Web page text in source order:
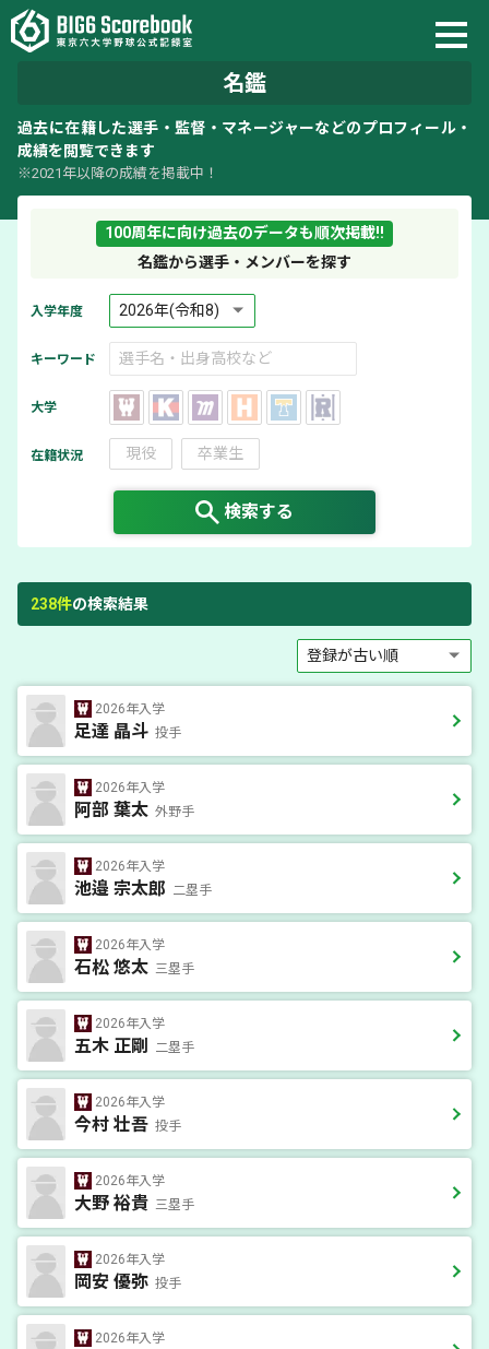
名鑑
過去に在籍した選手・監督・マネージャーなどのプロフィール・
成績を閲覧できます
※2021年以降の成績を掲載中！
100周年に向け過去のデータも順次掲載!!
名鑑から選手・メンバーを探す
入学年度
キーワード
大学
在籍状況 現役 卒業生
検索する
238件の検索結果
2026年入学
足達 晶斗 投手
2026年入学
阿部 葉太 外野手
2026年入学
池邉 宗太郎 二塁手
2026年入学
石松 悠太 三塁手
2026年入学
五木 正剛 二塁手
2026年入学
今村 壮吾 投手
2026年入学
大野 裕貴 三塁手
2026年入学
岡安 優弥 投手
2026年入学